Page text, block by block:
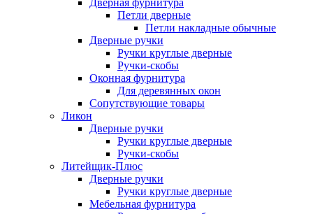
Дверная фурнитура
Петли дверные
Петли накладные обычные
Дверные ручки
Ручки круглые дверные
Ручки-скобы
Оконная фурнитура
Для деревянных окон
Сопутствующие товары
Ликон
Дверные ручки
Ручки круглые дверные
Ручки-скобы
Литейщик-Плюс
Дверные ручки
Ручки круглые дверные
Мебельная фурнитура